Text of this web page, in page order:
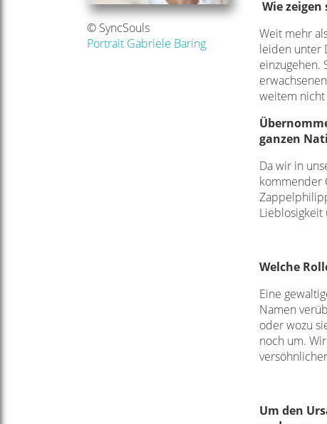
© SyncSouls
Portrait Gabriele Baring
Wie
Weit mehr
leiden unter
einzugehen.
weitem nicht
ganzen
Da wir in
kommender
Welche
Eine
Namen
oder wozu
noch um.
Um den